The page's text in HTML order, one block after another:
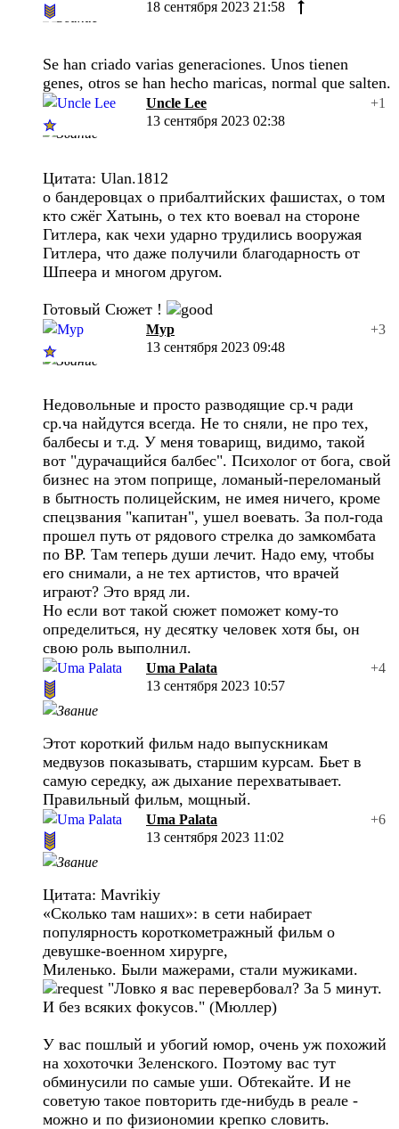
18 сентября 2023 21:58
Se han criado varias generaciones. Unos tienen
genes, otros se han hecho maricas, normal que salten.
Uncle Lee
+1
13 сентября 2023 02:38
Цитата: Ulan.1812
о бандеровцах о прибалтийских фашистах, о том
кто сжёг Хатынь, о тех кто воевал на стороне
Гитлера, как чехи ударно трудились вооружая
Гитлера, что даже получили благодарность от
Шпеера и многом другом.
Готовый Сюжет !
Мур
+3
13 сентября 2023 09:48
Недовольные и просто разводящие ср.ч ради
ср.ча найдутся всегда. Не то сняли, не про тех,
балбесы и т.д. У меня товарищ, видимо, такой
вот "дурачащийся балбес". Психолог от бога, свой
бизнес на этом поприще, ломаный-переломаный
в бытность полицейским, не имея ничего, кроме
спецзвания "капитан", ушел воевать. За пол-года
прошел путь от рядового стрелка до замкомбата
по ВР. Там теперь души лечит. Надо ему, чтобы
его снимали, а не тех артистов, что врачей
играют? Это вряд ли.
Но если вот такой сюжет поможет кому-то
определиться, ну десятку человек хотя бы, он
свою роль выполнил.
Uma Palata
+4
13 сентября 2023 10:57
Этот короткий фильм надо выпускникам
медвузов показывать, старшим курсам. Бьет в
самую середку, аж дыхание перехватывает.
Правильный фильм, мощный.
Uma Palata
+6
13 сентября 2023 11:02
Цитата: Mavrikiy
«Сколько там наших»: в сети набирает
популярность короткометражный фильм о
девушке-военном хирурге,
Миленько. Были мажерами, стали мужиками.
"Ловко я вас перевербовал? За 5 минут.
И без всяких фокусов." (Мюллер)
У вас пошлый и убогий юмор, очень уж похожий
на хохоточки Зеленского. Поэтому вас тут
обминусили по самые уши. Обтекайте. И не
советую такое повторить где-нибудь в реале -
можно и по физиономии крепко словить.